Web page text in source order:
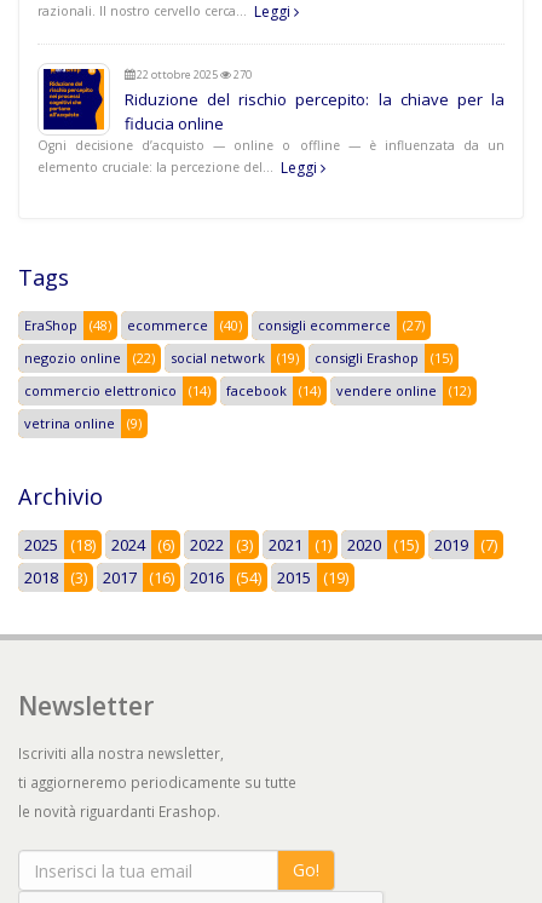
razionali. Il nostro cervello cerca… Leggi
22 ottobre 2025 270
Riduzione del rischio percepito: la chiave per la
fiducia online
Ogni decisione d’acquisto — online o offline — è influenzata da un
elemento cruciale: la percezione del… Leggi
Tags
EraShop (48) ecommerce (40) consigli ecommerce
(27)
negozio online
(22) social network (19) consigli Erashop
(15)
commercio elettronico
(14) facebook (14) vendere online
(12)
vetrina online
(9)
Archivio
2025 (18) 2024 (6) 2022 (3) 2021 (1) 2020 (15) 2019 (7)
2018 (3) 2017 (16) 2016 (54) 2015 (19)
Newsletter
Iscriviti alla nostra newsletter,
ti aggiorneremo periodicamente su tutte
le novità riguardanti Erashop.
Go!